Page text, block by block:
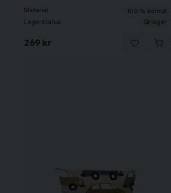
Material 100 % Bomull
Lagerstatus I lager
269 kr